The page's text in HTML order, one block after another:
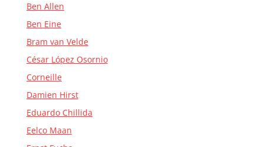
Ben Allen
Ben Eine
Bram van Velde
César López Osornio
Corneille
Damien Hirst
Eduardo Chillida
Eelco Maan